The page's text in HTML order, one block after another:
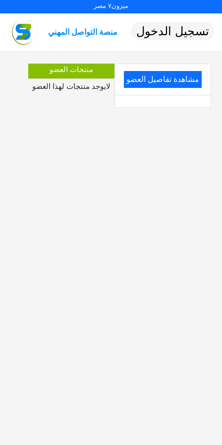
ميزون٧ مصر
منصة التواصل المهني تسجيل الدخول
مشاهدة تفاصيل العضو
منتجات العضو
لايوجد منتجات لهذا العضو